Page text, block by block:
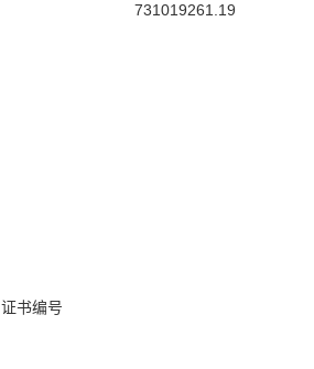
731019261.19
证书编号